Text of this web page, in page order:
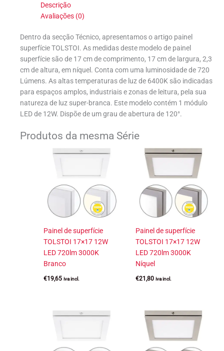
Descrição
Avaliações (0)
Dentro da secção Técnico, apresentamos o artigo painel
superfície TOLSTOI. As medidas deste modelo de painel
superfície são de 17 cm de comprimento, 17 cm de largura, 2,3
cm de altura, em níquel. Conta com uma luminosidade de 720
Lúmens. As altas temperaturas de luz de 6400K são indicadas
para espaços amplos, industriais e zonas de leitura, pela sua
natureza de luz super-branca. Este modelo contém 1 módulo
LED de 12W. Dispõe de um grau de abertura de 120°.
Produtos da mesma Série
Painel de superfície
TOLSTOI 17×17 12W
LED 720lm 3000K
Branco
€19,65 iva incl.
Painel de superfície
TOLSTOI 17×17 12W
LED 720lm 3000K
Níquel
€21,80 iva incl.